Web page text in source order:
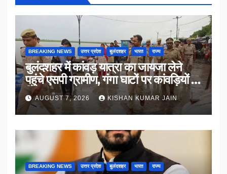
BREAKING NEWS उत्तर प्रदेश बुलंदशहर भारत राज्य
बुलंदशहर में कांवड़ यात्रा का जायजा लेने
पहुंचे एसपी ग्रामीण, गंगा घाटों पर कांवड़ियों से
किया संवाद
AUGUST 7, 2026 KISHAN KUMAR JAIN
BREAKING NEWS उत्तर प्रदेश बुलंदशहर भारत राज्य